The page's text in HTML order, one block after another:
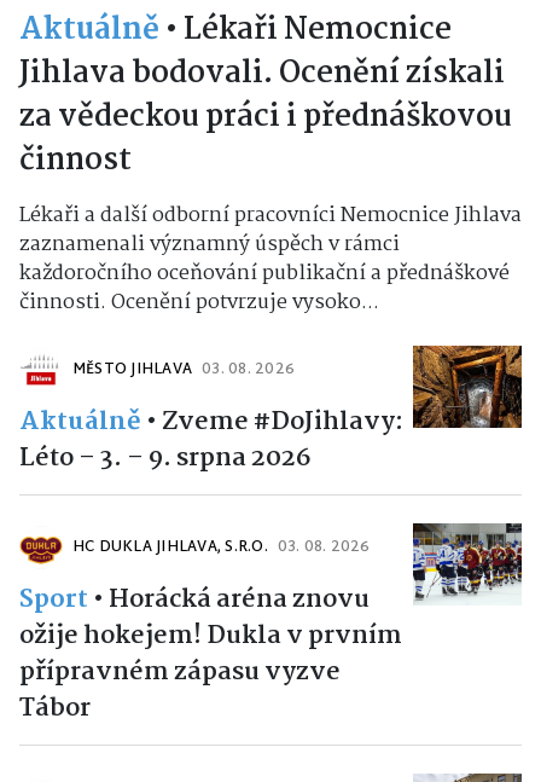
Aktuálně • Lékaři Nemocnice
Jihlava bodovali. Ocenění získali
za vědeckou práci i přednáškovou
činnost
Lékaři a další odborní pracovníci Nemocnice Jihlava
zaznamenali významný úspěch v rámci
každoročního oceňování publikační a přednáškové
činnosti. Ocenění potvrzuje vysoko...
MĚSTO JIHLAVA 03. 08. 2026
Aktuálně • Zveme #DoJihlavy:
Léto – 3. – 9. srpna 2026
HC DUKLA JIHLAVA, S.R.O. 03. 08. 2026
Sport • Horácká aréna znovu
ožije hokejem! Dukla v prvním
přípravném zápasu vyzve
Tábor